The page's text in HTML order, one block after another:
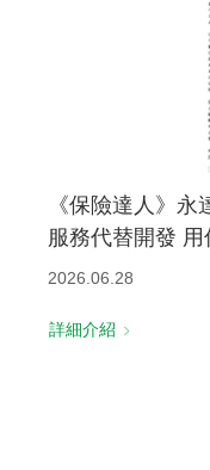
《保險達人》
服務代替開發
2026.06.28
詳細介紹